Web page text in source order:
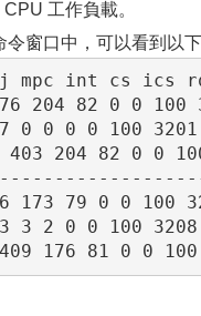
工作負載。
令窗口中，可以看到以下
mpc int cs ics
204 82 0 0 100
0 0 0 0 100
403 204 82 0 0
173 79 0 0 100
3 2 0 0 100